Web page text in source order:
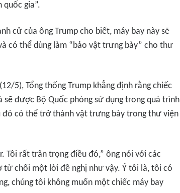
quốc gia”.
cử của ông Trump cho biết, máy bay này sẽ
có thể dùng làm “bảo vật trưng bày” cho thư
5), Tổng thống Trump khẳng định rằng chiếc
sẽ được Bộ Quốc phòng sử dụng trong quá trình
đó có thể trở thành vật trưng bày trong thư viện
Tôi rất trân trọng điều đó,” ông nói với các
từ chối một lời đề nghị như vậy. Ý tôi là, tôi có
chúng tôi không muốn một chiếc máy bay